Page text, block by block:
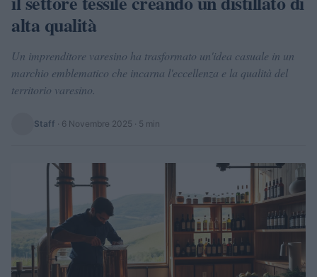
alta qualità
Un imprenditore varesino ha trasformato un'idea casuale in un
marchio emblematico che incarna l'eccellenza e la qualità del
territorio varesino.
Staff · 6 Novembre 2025 · 5 min